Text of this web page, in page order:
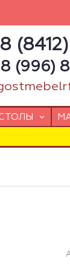
8
8 (996)